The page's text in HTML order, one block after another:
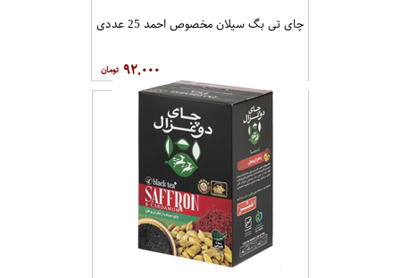
چای تی بگ سیلان مخصوص احمد 25 عددی
۹۲,۰۰۰